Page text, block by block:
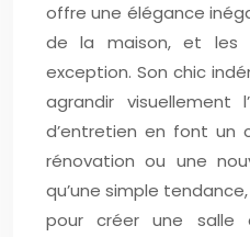
offre une élégance
de la maison, et les
exception. Son chic
agrandir
d’entretien en font un
rénovation ou une
qu’une simple
pour créer une salle